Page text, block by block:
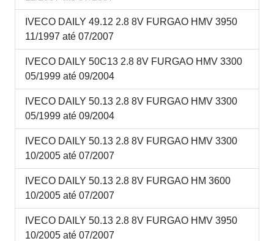
IVECO DAILY 49.12 2.8 8V FURGAO HMV 3950
11/1997 até 07/2007
IVECO DAILY 50C13 2.8 8V FURGAO HMV 3300
05/1999 até 09/2004
IVECO DAILY 50.13 2.8 8V FURGAO HMV 3300
05/1999 até 09/2004
IVECO DAILY 50.13 2.8 8V FURGAO HMV 3300
10/2005 até 07/2007
IVECO DAILY 50.13 2.8 8V FURGAO HM 3600
10/2005 até 07/2007
IVECO DAILY 50.13 2.8 8V FURGAO HMV 3950
10/2005 até 07/2007